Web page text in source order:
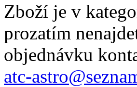
Zboží je v
prozatím
objednávku
atc-